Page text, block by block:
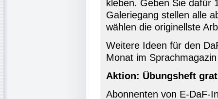
kleben. Geben Sie dafür
Galeriegang stellen alle
wählen die originellste
Weitere Ideen für den
Monat im
Aktion: Übungsheft
Abonnenten von E-DaF-